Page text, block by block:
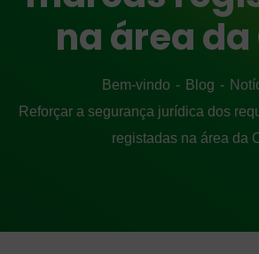
na área da
Bem-vindo Blog
Reforçar a segurança jurídica dos
registadas na área da